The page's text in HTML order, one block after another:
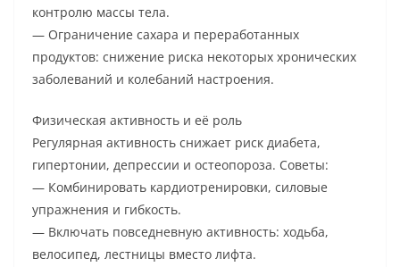
контролю массы тела.
— Ограничение сахара и переработанных
продуктов: снижение риска некоторых хронических
заболеваний и колебаний настроения.
Физическая активность и её роль
Регулярная активность снижает риск диабета,
гипертонии, депрессии и остеопороза. Советы:
— Комбинировать кардиотренировки, силовые
упражнения и гибкость.
— Включать повседневную активность: ходьба,
велосипед, лестницы вместо лифта.